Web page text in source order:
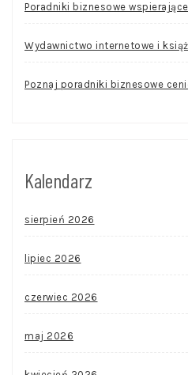
Poradniki biznesowe
Wydawnictwo internetowe i
Poznaj poradniki biznesowe
Kalendarz
sierpień 2026
lipiec 2026
czerwiec 2026
maj 2026